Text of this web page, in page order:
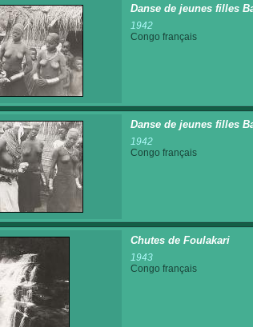
Danse de jeunes filles
1942
Congo français
Danse de jeunes filles
1942
Congo français
Chutes de Foulakari
1943
Congo français